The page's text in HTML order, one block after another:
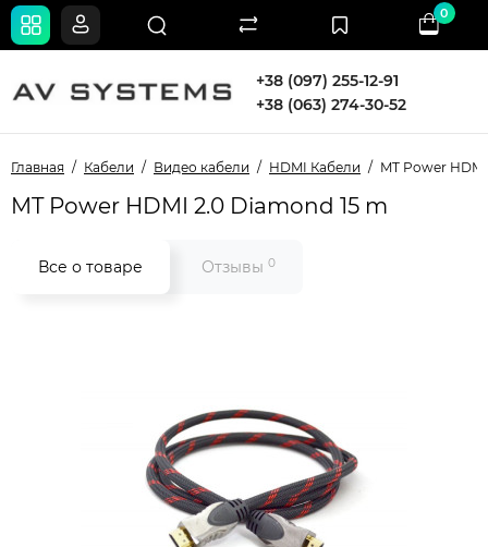
+38 (097) 255-12-91
+38 (063) 274-30-52
0
Главная Кабели Видео кабели HDMI Кабели MT Power
MT Power HDMI 2.0 Diamond 15 m
Все о товаре Отзывы 0